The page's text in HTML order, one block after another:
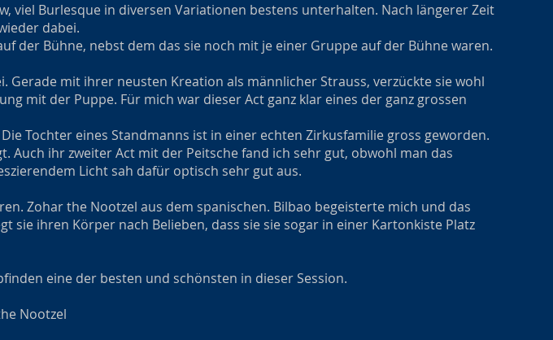
viel Burlesque in diversen Variationen bestens unterhalten. Nach längerer Zeit
dabei.
der Bühne, nebst dem das sie noch mit je einer Gruppe auf der Bühne waren.
mit ihrer neusten Kreation als männlicher Strauss, verzückte sie wohl
mit der Puppe. Für mich war dieser Act ganz klar eines der ganz grossen
Tochter eines Standmanns ist in einer echten Zirkusfamilie gross geworden.
ihr zweiter Act mit der Peitsche fand ich sehr gut, obwohl man das
Licht sah dafür optisch sehr gut aus.
Zohar the Nootzel aus dem spanischen. Bilbao begeisterte mich und das
ihren Körper nach Belieben, dass sie sie sogar in einer Kartonkiste Platz
eine der besten und schönsten in dieser Session.
Nootzel